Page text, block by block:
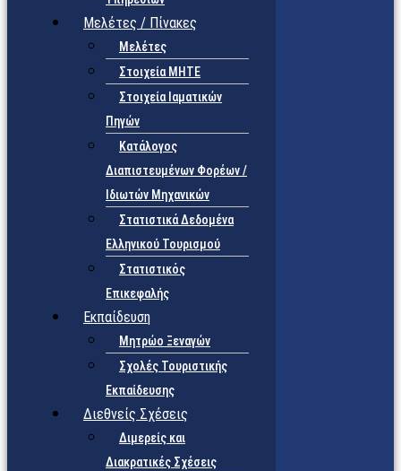
Μελέτες / Πίνακες
Μελέτες
Στοιχεία ΜΗΤΕ
Στοιχεία Ιαματικών
Πηγών
Κατάλογος
Διαπιστευμένων Φορέων /
Ιδιωτών Μηχανικών
Στατιστικά Δεδομένα
Ελληνικού Τουρισμού
Στατιστικός
Επικεφαλής
Εκπαίδευση
Μητρώο Ξεναγών
Σχολές Τουριστικής
Εκπαίδευσης
Διεθνείς Σχέσεις
Διμερείς και
Διακρατικές Σχέσεις